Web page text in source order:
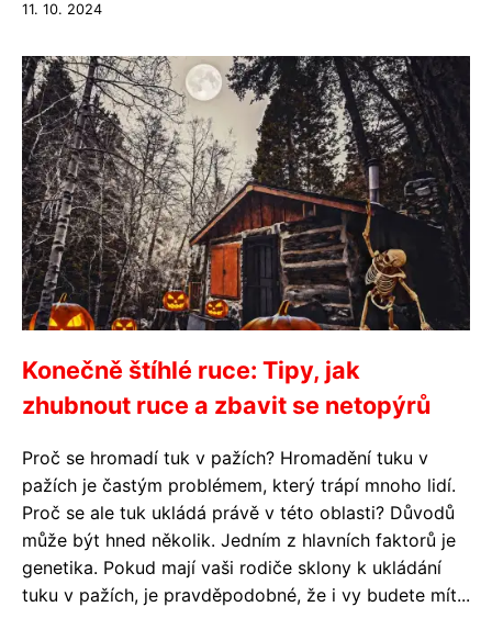
11. 10. 2024
Konečně štíhlé ruce: Tipy, jak
zhubnout ruce a zbavit se netopýrů
Proč se hromadí tuk v pažích? Hromadění tuku v
pažích je častým problémem, který trápí mnoho lidí.
Proč se ale tuk ukládá právě v této oblasti? Důvodů
může být hned několik. Jedním z hlavních faktorů je
genetika. Pokud mají vaši rodiče sklony k ukládání
tuku v pažích, je pravděpodobné, že i vy budete mít...